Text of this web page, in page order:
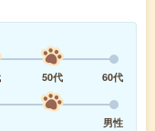
50代
60代
男性